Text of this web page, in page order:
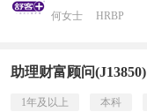
何女士 HRBP
助理财富顾问(J13850)
1年及以上 本科